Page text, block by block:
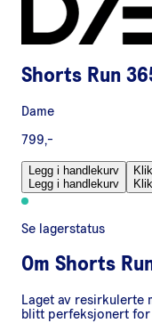
Shorts Run
Dame
799,-
Legg i handlekurv
Legg i handlekurv
Se lagerstatus
Om Shorts
Laget av resirkulerte
blitt perfeksjonert